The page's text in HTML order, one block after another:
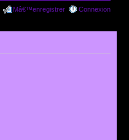
Mâ€™enregistrer Connexion